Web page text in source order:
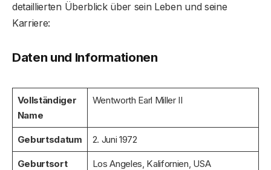
detaillierten Überblick über sein Leben und seine
Karriere:
Daten und Informationen
Vollständiger
Name
Wentworth Earl Miller II
Geburtsdatum 2. Juni 1972
Geburtsort Los Angeles, Kalifornien, USA